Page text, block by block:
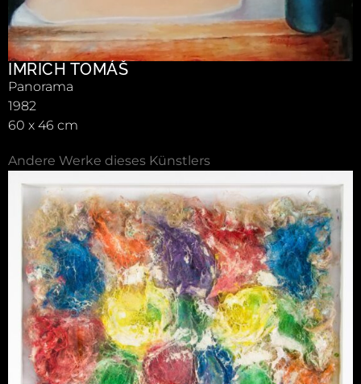
IMRICH TOMÁŠ
Panorama
1982
60 x 46 cm
Andere Werke dieses Künstlers